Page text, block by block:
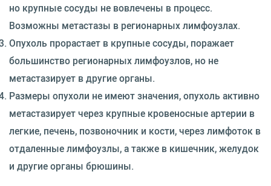
но крупные сосуды не вовлечены в процесс.
Возможны метастазы в регионарных лимфоузлах.
Опухоль прорастает в крупные сосуды, поражает
большинство регионарных лимфоузлов, но не
метастазирует в другие органы.
Размеры опухоли не имеют значения, опухоль активно
метастазирует через крупные кровеносные артерии в
легкие, печень, позвоночник и кости, через лимфоток в
отдаленные лимфоузлы, а также в кишечник, желудок
и другие органы брюшины.